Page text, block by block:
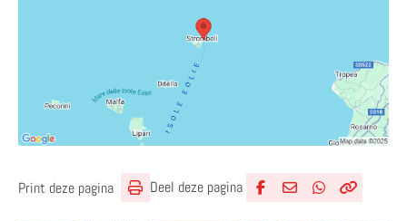
Print deze pagina Deel deze pagina